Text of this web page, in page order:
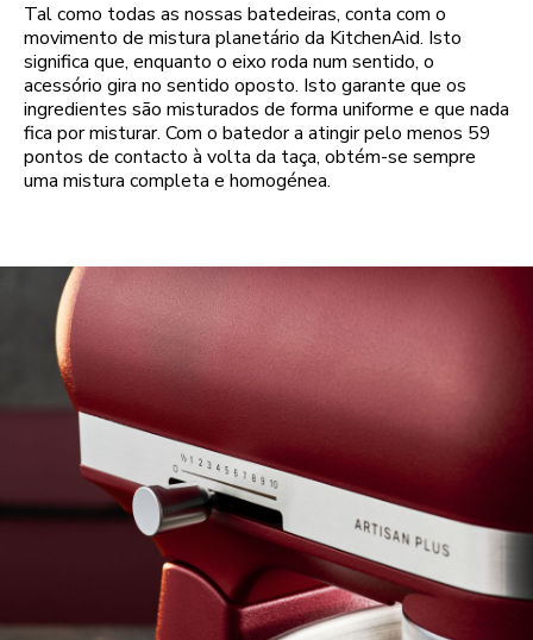
Tal como todas as nossas batedeiras, conta com o
movimento de mistura planetário da KitchenAid. Isto
significa que, enquanto o eixo roda num sentido, o
acessório gira no sentido oposto. Isto garante que os
ingredientes são misturados de forma uniforme e que nada
fica por misturar. Com o batedor a atingir pelo menos 59
pontos de contacto à volta da taça, obtém-se sempre
uma mistura completa e homogénea.